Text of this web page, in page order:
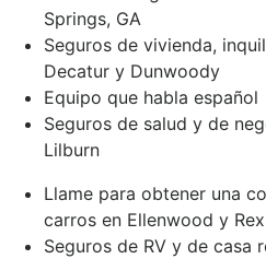
Springs, GA
Seguros de vivienda,
Decatur y Dunwoody
Equipo que habla español
Seguros de salud y de
Lilburn
Llame para obtener una
carros en Ellenwood y Rex
Seguros de RV y de casa